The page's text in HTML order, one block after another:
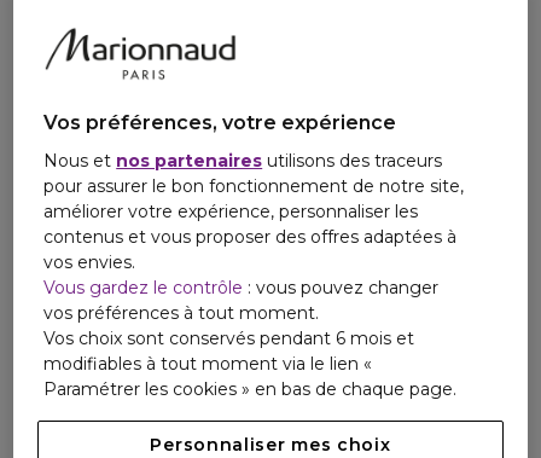
envers la santé de vos lèvres et de l'environnement, ce
gommage est végane, sans paraben, sans gluten, sans
alcool et cruelty-free.
Vos préférences, votre expérience
Nous et nos partenaires utilisons des traceurs
pour assurer le bon fonctionnement de notre site,
améliorer votre expérience, personnaliser les
contenus et vous proposer des offres adaptées à
vos envies.
Vous gardez le contrôle : vous pouvez changer
vos préférences à tout moment.
Vos choix sont conservés pendant 6 mois et
modifiables à tout moment via le lien «
Paramétrer les cookies » en bas de chaque page.
Personnaliser mes choix